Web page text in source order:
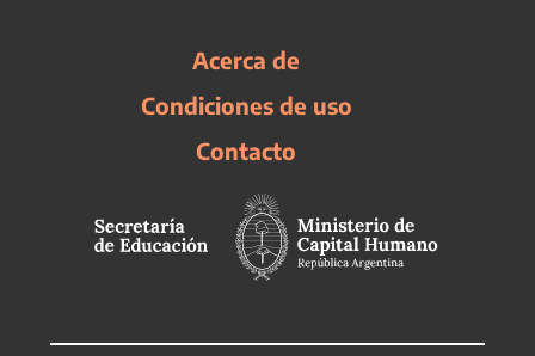
Acerca de
Condiciones de uso
Contacto